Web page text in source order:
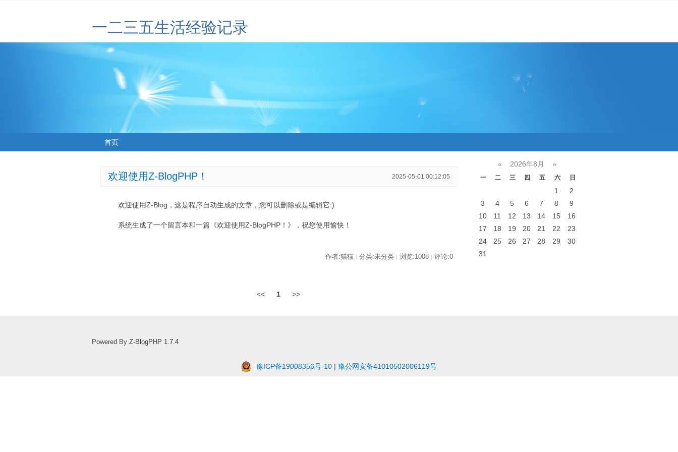
一二三五生活经验记录
首页
欢迎使用Z-BlogPHP！ 2025-05-01 00:12:05
欢迎使用Z-Blog，这是程序自动生成的文章，您可以删除或是编辑它:)
系统生成了一个留言本和一篇《欢迎使用Z-BlogPHP！》，祝您使用愉快！
作者:猫猫 | 分类:未分类 | 浏览:1008 | 评论:0
<< 1 >>
« 2026年8月 »
一 二 三 四 五 六 日
1
2
3
4 5 6 7 8
9
10
11 12 13 14 15
16
17
18 19 20 21 22
23
24
25 26 27 28 29
30
31
Powered By Z-BlogPHP 1.7.4
豫ICP备19008356号-10 | 豫公网安备41010502006119号